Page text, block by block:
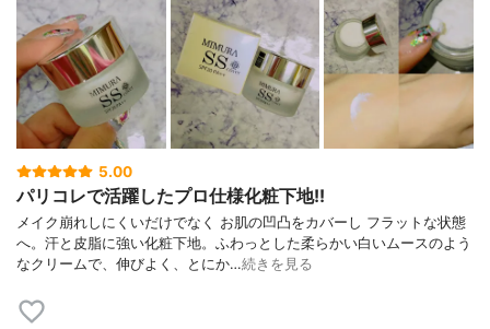
5.00
パリコレで活躍したプロ仕様化粧下地!!
メイク崩れしにくいだけでなく お肌の凹凸をカバーし フラットな状態
へ。汗と皮脂に強い化粧下地。ふわっとした柔らかい白いムースのよう
なクリームで、伸びよく、とにか…続きを見る